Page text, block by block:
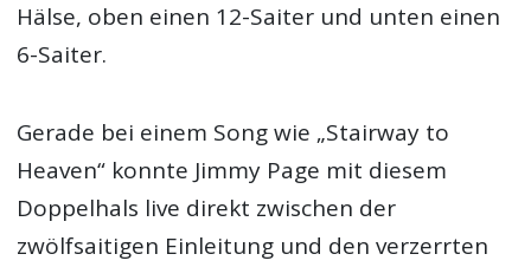
Hälse, oben einen 12-Saiter und unten einen
6-Saiter.
Gerade bei einem Song wie „Stairway to
Heaven“ konnte Jimmy Page mit diesem
Doppelhals live direkt zwischen der
zwölfsaitigen Einleitung und den verzerrten